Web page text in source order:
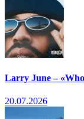
Larry June –
20.07.2026